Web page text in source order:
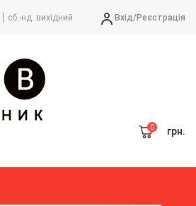
сб.-нд. вихідний Вхід/Реєстрація
грн.